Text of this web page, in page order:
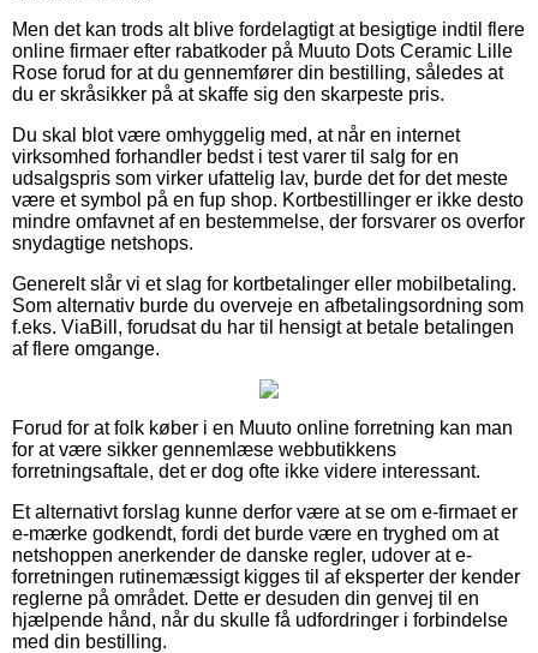
Men det kan trods alt blive fordelagtigt at besigtige indtil flere
online firmaer efter rabatkoder på Muuto Dots Ceramic Lille
Rose forud for at du gennemfører din bestilling, således at
du er skråsikker på at skaffe sig den skarpeste pris.
Du skal blot være omhyggelig med, at når en internet
virksomhed forhandler bedst i test varer til salg for en
udsalgspris som virker ufattelig lav, burde det for det meste
være et symbol på en fup shop. Kortbestillinger er ikke desto
mindre omfavnet af en bestemmelse, der forsvarer os overfor
snydagtige netshops.
Generelt slår vi et slag for kortbetalinger eller mobilbetaling.
Som alternativ burde du overveje en afbetalingsordning som
f.eks. ViaBill, forudsat du har til hensigt at betale betalingen
af flere omgange.
Forud for at folk køber i en Muuto online forretning kan man
for at være sikker gennemlæse webbutikkens
forretningsaftale, det er dog ofte ikke videre interessant.
Et alternativt forslag kunne derfor være at se om e-firmaet er
e-mærke godkendt, fordi det burde være en tryghed om at
netshoppen anerkender de danske regler, udover at e-
forretningen rutinemæssigt kigges til af eksperter der kender
reglerne på området. Dette er desuden din genvej til en
hjælpende hånd, når du skulle få udfordringer i forbindelse
med din bestilling.